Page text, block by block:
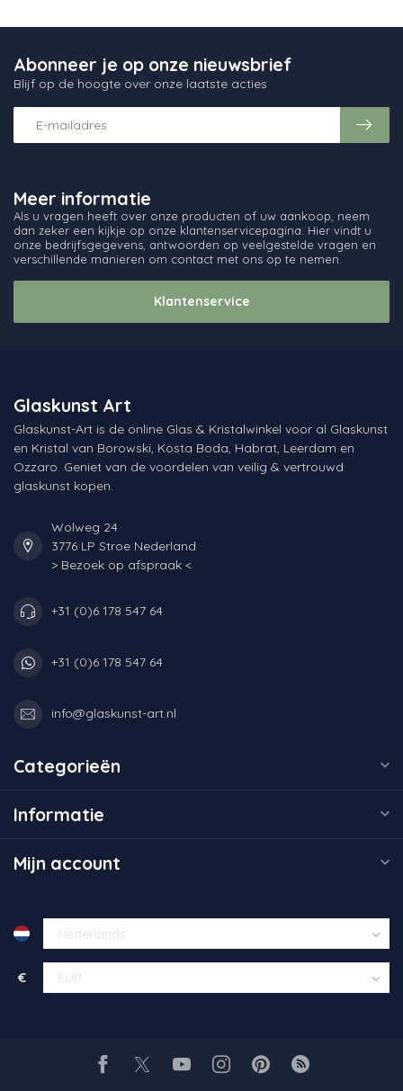
Meer informatie
Als u vragen heeft over onze producten of uw aankoop, neem
dan zeker een kijkje op onze klantenservicepagina. Hier vindt u
onze bedrijfsgegevens, antwoorden op veelgestelde vragen en
verschillende manieren om contact met ons op te nemen.
Klantenservice
Abonneer je op onze nieuwsbrief
Blijf op de hoogte over onze laatste acties
Glaskunst Art
Glaskunst-Art is de online Glas & Kristalwinkel voor al Glaskunst
en Kristal van Borowski, Kosta Boda, Habrat, Leerdam en
Ozzaro. Geniet van de voordelen van veilig & vertrouwd
glaskunst kopen.
Wolweg 24
3776 LP Stroe Nederland
> Bezoek op afspraak <
+31 (0)6 178 547 64
+31 (0)6 178 547 64
info@glaskunst-art.nl
Categorieën
Informatie
Mijn account
€